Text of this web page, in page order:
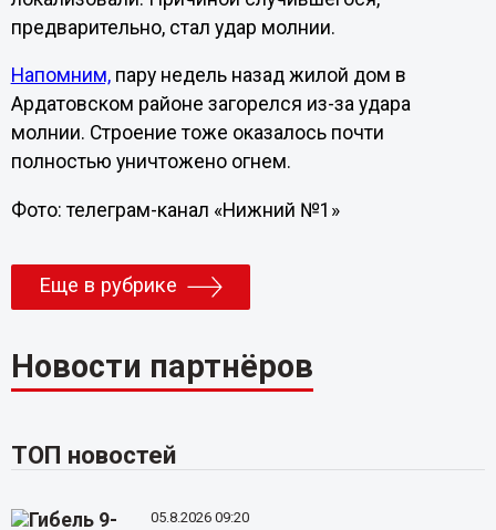
предварительно, стал удар молнии.
Напомним,пару недель назад жилой дом в
Ардатовском районе загорелся из-за удара
молнии. Строение тоже оказалось почти
полностью уничтожено огнем.
Фото: телеграм-канал «Нижний №1»
Еще в рубрике
Новости партнёров
ТОП новостей
05.8.2026 09:20